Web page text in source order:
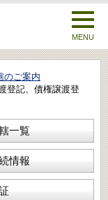
MENU
のご案内
登記、債権譲渡登
一覧
情報